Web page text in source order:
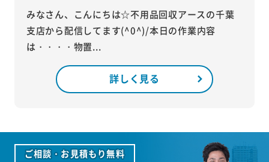
みなさん、こんにちは☆不用品回収アースの千葉
支店から配信してます(^0^)/本日の作業内容
は・・・・物置...
詳しく見る
ご相談・お見積もり無料